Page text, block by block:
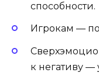
способности.
Игрокам —
к негативу —